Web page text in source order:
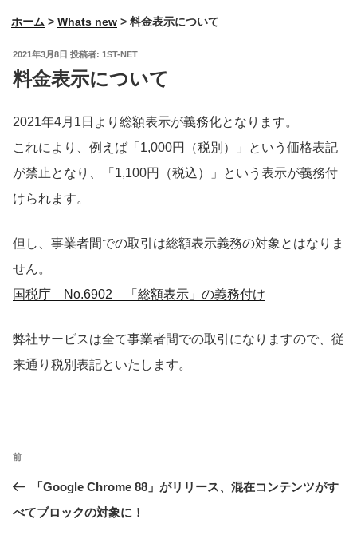
ホーム > Whats new > 料金表示について
投
稿
日:
2021年3月8日 投稿者: 1ST-NET
料金表示について
2021年4月1日より総額表示が義務化となります。
これにより、例えば「1,000円（税別）」という価格表記
が禁止となり、「1,100円（税込）」という表示が義務付
けられます。
但し、事業者間での取引は総額表示義務の対象とはなりま
せん。
国税庁 No.6902 「総額表示」の義務付け
弊社サービスは全て事業者間での取引になりますので、従
来通り税別表記といたします。
稿
ナ
ビ
前
の
投
前
「Google Chrome 88」がリリース、混在コンテンツがす
べてブロックの対象に！